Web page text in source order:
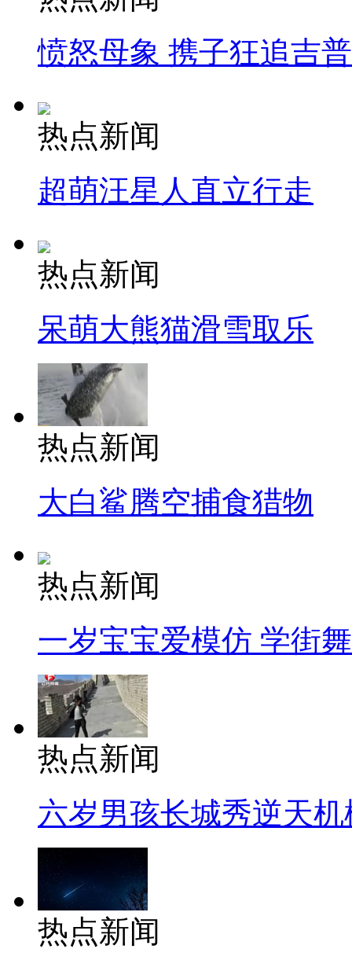
愤怒母象 携子狂追吉
热点新闻
超萌汪星人直立行走
热点新闻
呆萌大熊猫滑雪取乐
热点新闻
大白鲨腾空捕食猎物
热点新闻
一岁宝宝爱模仿 学街
热点新闻
六岁男孩长城秀逆天机
热点新闻